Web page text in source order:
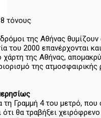
τόνους
της Αθήνας
του 2000 επανέρχονται
της Αθήνας,
της
τη Γραμμή 4 του μετρό,
ότι θα τραβήξει